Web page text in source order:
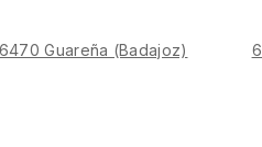
Guareña (Badajoz)